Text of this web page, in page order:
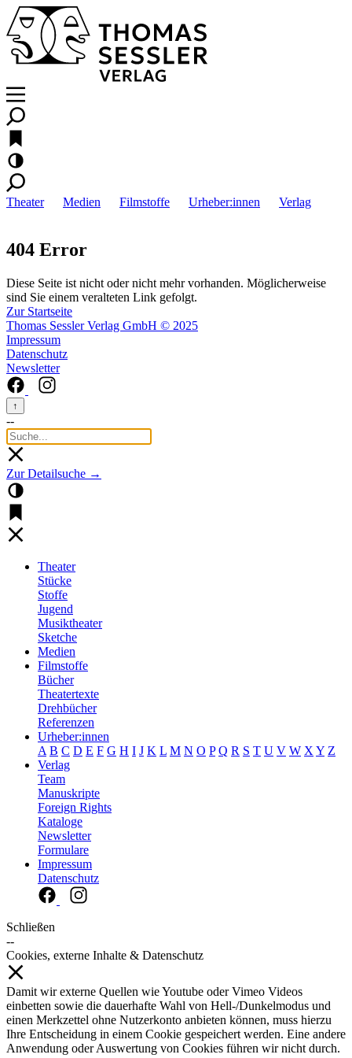
Theater Medien Filmstoffe Urheber:innen Verlag
404 Error
Diese Seite ist nicht oder nicht mehr vorhanden. Möglicherweise
sind Sie einem veralteten Link gefolgt.
Zur Startseite
Thomas Sessler Verlag GmbH © 2025
Impressum
Datenschutz
Newsletter
↑
--
Zur Detailsuche →
Theater
Stücke
Stoffe
Jugend
Musiktheater
Sketche
Medien
Filmstoffe
Bücher
Theatertexte
Drehbücher
Referenzen
Urheber:innen
A B C D E F G H I J K L M N O P Q R S T U V W X Y Z
Verlag
Team
Manuskripte
Foreign Rights
Kataloge
Newsletter
Formulare
Impressum
Datenschutz
Schließen
--
Cookies, externe Inhalte & Datenschutz
Damit wir externe Quellen wie Youtube oder Vimeo Videos
einbetten sowie die dauerhafte Wahl von Hell-/Dunkelmodus und
einen Merkzettel ohne Nutzerkonto anbieten können, muss hierzu
Ihre Entscheidung in einem Cookie gespeichert werden. Eine andere
Anwendung oder Auswertung von Cookies führen wir nicht durch.